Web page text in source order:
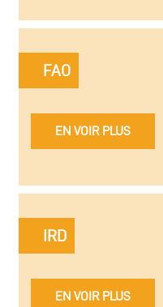
FAO
EN VOIR PLUS
IRD
EN VOIR PLUS